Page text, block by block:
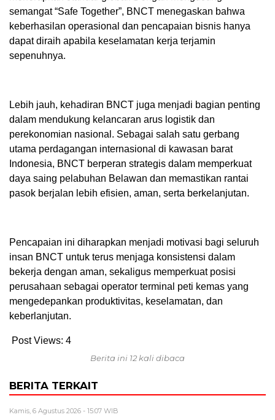
semangat “Safe Together”, BNCT menegaskan bahwa
keberhasilan operasional dan pencapaian bisnis hanya
dapat diraih apabila keselamatan kerja terjamin
sepenuhnya.
Lebih jauh, kehadiran BNCT juga menjadi bagian penting
dalam mendukung kelancaran arus logistik dan
perekonomian nasional. Sebagai salah satu gerbang
utama perdagangan internasional di kawasan barat
Indonesia, BNCT berperan strategis dalam memperkuat
daya saing pelabuhan Belawan dan memastikan rantai
pasok berjalan lebih efisien, aman, serta berkelanjutan.
Pencapaian ini diharapkan menjadi motivasi bagi seluruh
insan BNCT untuk terus menjaga konsistensi dalam
bekerja dengan aman, sekaligus memperkuat posisi
perusahaan sebagai operator terminal peti kemas yang
mengedepankan produktivitas, keselamatan, dan
keberlanjutan.
Post Views: 4
Berita ini 12 kali dibaca
BERITA TERKAIT
Kamis, 6 Agustus 2026 - 15:07 WIB